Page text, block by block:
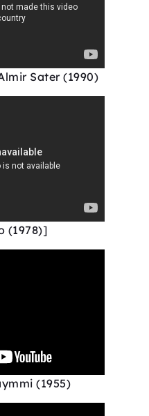
Sater (1990)
(1978)]
(1955)